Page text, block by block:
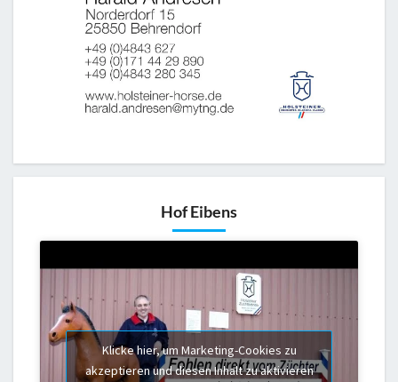
Hof Eibens
Klicke hier, um Marketing-Cookies zu
akzeptieren und diesen Inhalt zu aktivieren